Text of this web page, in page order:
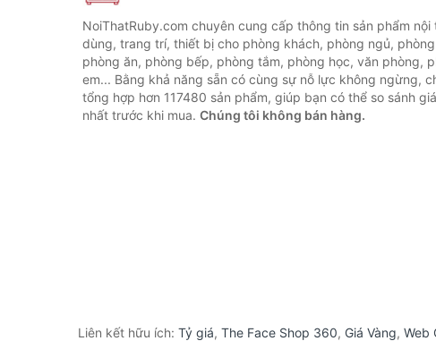
NoiThatRuby.com chuyên cung cấp thông tin sản phẩm nội
dùng, trang trí, thiết bị cho phòng khách, phòng ngủ,
phòng ăn, phòng bếp, phòng tắm, phòng học, văn phòng,
em... Bằng khả năng sẵn có cùng sự nỗ lực không ngừng,
tổng hợp hơn 117480 sản phẩm, giúp bạn có thể so sánh
nhất trước khi mua. Chúng tôi không bán hàng.
Liên kết hữu ích: Tỷ giá, The Face Shop 360, Giá Vàng, Web